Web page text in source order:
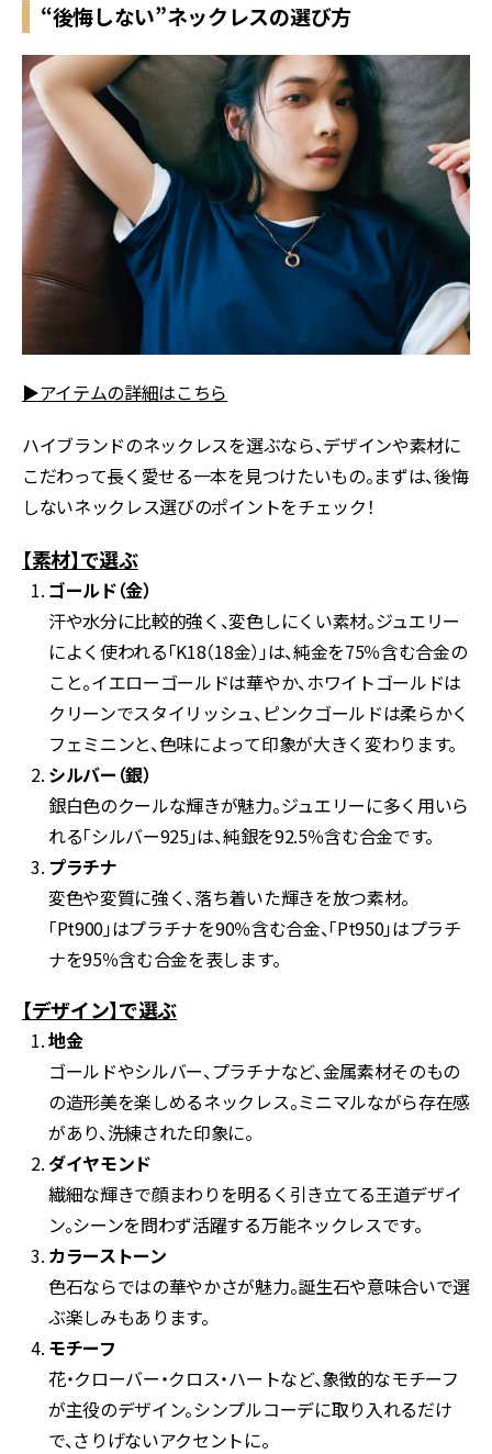
“後悔しない”ネックレスの選び方
▶アイテムの詳細はこちら
ハイブランドのネックレスを選ぶなら、デザインや素材に
こだわって長く愛せる一本を見つけたいもの。まずは、後悔
しないネックレス選びのポイントをチェック！
【素材】で選ぶ
ゴールド（金）
汗や水分に比較的強く、変色しにくい素材。ジュエリー
によく使われる「K18（18金）」は、純金を75％含む合金の
こと。イエローゴールドは華やか、ホワイトゴールドは
クリーンでスタイリッシュ、ピンクゴールドは柔らかく
フェミニンと、色味によって印象が大きく変わります。
シルバー（銀）
銀白色のクールな輝きが魅力。ジュエリーに多く用いら
れる「シルバー925」は、純銀を92.5％含む合金です。
プラチナ
変色や変質に強く、落ち着いた輝きを放つ素材。
「Pt900」はプラチナを90％含む合金、「Pt950」はプラチ
ナを95％含む合金を表します。
【デザイン】で選ぶ
地金
ゴールドやシルバー、プラチナなど、金属素材そのもの
の造形美を楽しめるネックレス。ミニマルながら存在感
があり、洗練された印象に。
ダイヤモンド
繊細な輝きで顔まわりを明るく引き立てる王道デザイ
ン。シーンを問わず活躍する万能ネックレスです。
カラーストーン
色石ならではの華やかさが魅力。誕生石や意味合いで選
ぶ楽しみもあります。
モチーフ
花・クローバー・クロス・ハートなど、象徴的なモチーフ
が主役のデザイン。シンプルコーデに取り入れるだけ
で、さりげないアクセントに。